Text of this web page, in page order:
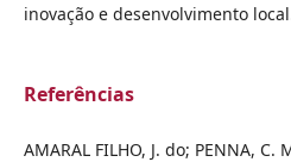
inovação e desenvolvimento
Referências
AMARAL FILHO, J. do; PENNA, C.